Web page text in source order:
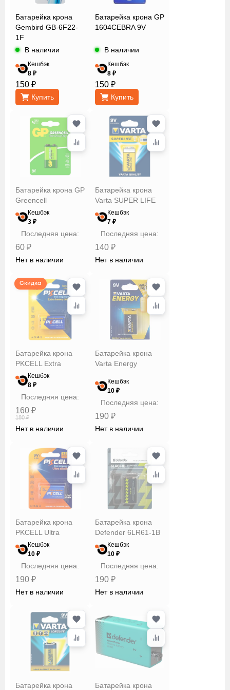
Кол-во в
упаковке
Тип
Тип
Типоразмер
Сбросить Применить
Батарейка крона
Gembird GB-6F22-
1F
В наличии
Кешбэк
8 ₽
150 ₽
Купить
Батарейка крона GP
1604CEBRA 9V
В наличии
Кешбэк
8 ₽
150 ₽
Купить
Батарейка крона GP
Greencell
Кешбэк
3 ₽
Последняя цена:
60 ₽
Нет в наличии
Батарейка крона
Varta SUPER LIFE
Кешбэк
7 ₽
Последняя цена:
140 ₽
Нет в наличии
Скидка
Батарейка крона
PKCELL Extra
Кешбэк
8 ₽
Последняя цена:
160 ₽
180 ₽
Нет в наличии
Батарейка крона
Varta Energy
Кешбэк
10 ₽
Последняя цена:
190 ₽
Нет в наличии
Батарейка крона
PKCELL Ultra
Кешбэк
10 ₽
Последняя цена:
190 ₽
Нет в наличии
Батарейка крона
Defender 6LR61-1B
Кешбэк
10 ₽
Последняя цена:
190 ₽
Нет в наличии
Батарейка крона Батарейка крона